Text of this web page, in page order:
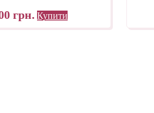
грн. Купити